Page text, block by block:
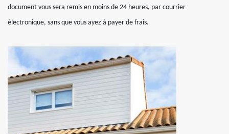
document vous sera remis en moins de 24 heures, par courrier
électronique, sans que vous ayez à payer de frais.